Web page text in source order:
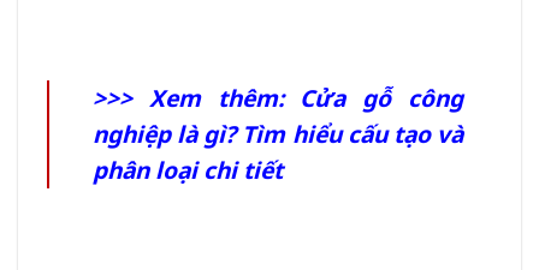
>>> Xem thêm: Cửa gỗ công
nghiệp là gì? Tìm hiểu cấu tạo và
phân loại chi tiết